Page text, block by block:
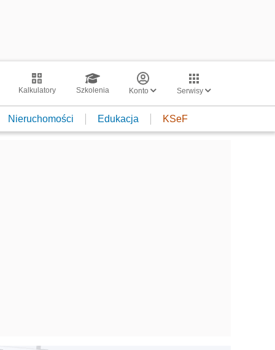
Kalkulatory Szkolenia Konto Serwisy
Nieruchomości Edukacja KSeF